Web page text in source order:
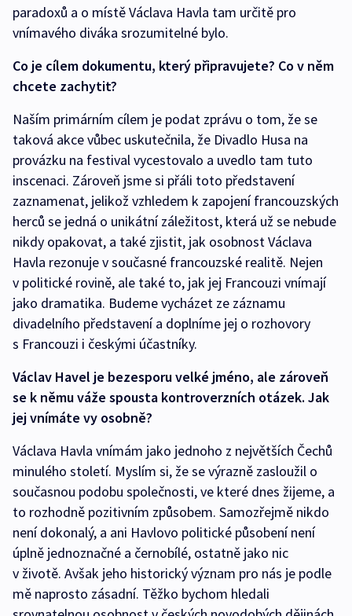
paradoxů a o místě Václava Havla tam určitě pro
vnímavého diváka srozumitelné bylo.
Co je cílem dokumentu, který připravujete? Co v něm
chcete zachytit?
Naším primárním cílem je podat zprávu o tom, že se
taková akce vůbec uskutečnila, že Divadlo Husa na
provázku na festival vycestovalo a uvedlo tam tuto
inscenaci. Zároveň jsme si přáli toto představení
zaznamenat, jelikož vzhledem k zapojení francouzských
herců se jedná o unikátní záležitost, která už se nebude
nikdy opakovat, a také zjistit, jak osobnost Václava
Havla rezonuje v současné francouzské realitě. Nejen
v politické rovině, ale také to, jak jej Francouzi vnímají
jako dramatika. Budeme vycházet ze záznamu
divadelního představení a doplníme jej o rozhovory
s Francouzi i českými účastníky.
Václav Havel je bezesporu velké jméno, ale zároveň
se k němu váže spousta kontroverzních otázek. Jak
jej vnímáte vy osobně?
Václava Havla vnímám jako jednoho z největších Čechů
minulého století. Myslím si, že se výrazně zasloužil o
současnou podobu společnosti, ve které dnes žijeme, a
to rozhodně pozitivním způsobem. Samozřejmě nikdo
není dokonalý, a ani Havlovo politické působení není
úplně jednoznačné a černobílé, ostatně jako nic
v životě. Avšak jeho historický význam pro nás je podle
mě naprosto zásadní. Těžko bychom hledali